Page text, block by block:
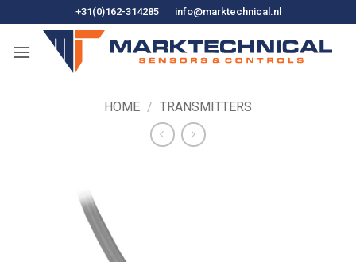
naar
+31(0)162-314285 info@marktechnical.nl
HOME / TRANSMITTERS